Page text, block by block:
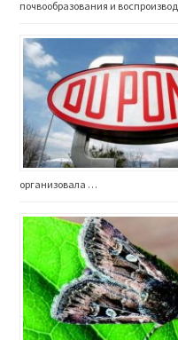
почвообразования и
организовала …